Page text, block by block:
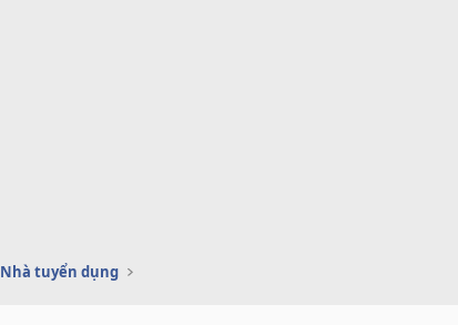
Nhà tuyển dụng